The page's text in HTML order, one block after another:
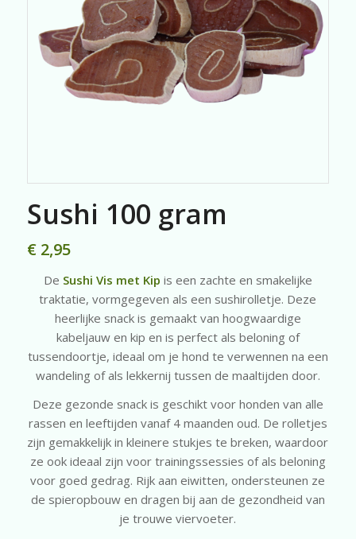
Sushi 100 gram
€2,95
De Sushi Vis met Kip is een zachte en smakelijke
traktatie, vormgegeven als een sushirolletje. Deze
heerlijke snack is gemaakt van hoogwaardige
kabeljauw en kip en is perfect als beloning of
tussendoortje, ideaal om je hond te verwennen na een
wandeling of als lekkernij tussen de maaltijden door.
Deze gezonde snack is geschikt voor honden van alle
rassen en leeftijden vanaf 4 maanden oud. De rolletjes
zijn gemakkelijk in kleinere stukjes te breken, waardoor
ze ook ideaal zijn voor trainingssessies of als beloning
voor goed gedrag. Rijk aan eiwitten, ondersteunen ze
de spieropbouw en dragen bij aan de gezondheid van
je trouwe viervoeter.